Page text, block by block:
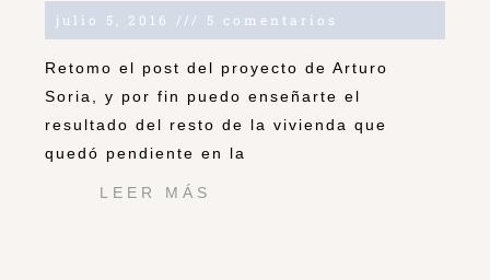
julio 5, 2016 5 comentarios
Retomo el post del proyecto de Arturo
Soria, y por fin puedo enseñarte el
resultado del resto de la vivienda que
quedó pendiente en la
LEER MÁS